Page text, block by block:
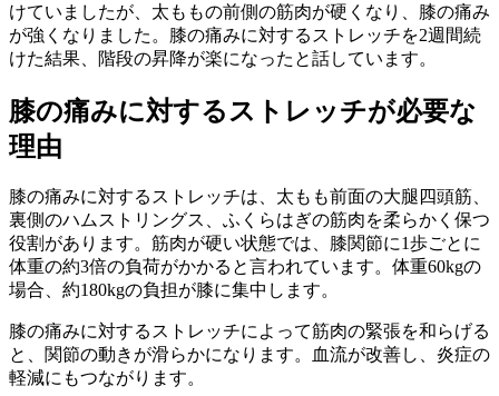
けていましたが、太ももの前側の筋肉が硬くなり、膝の痛み
が強くなりました。膝の痛みに対するストレッチを2週間続
けた結果、階段の昇降が楽になったと話しています。
膝の痛みに対するストレッチが必要な
理由
膝の痛みに対するストレッチは、太もも前面の大腿四頭筋、
裏側のハムストリングス、ふくらはぎの筋肉を柔らかく保つ
役割があります。筋肉が硬い状態では、膝関節に1歩ごとに
体重の約3倍の負荷がかかると言われています。体重60kgの
場合、約180kgの負担が膝に集中します。
膝の痛みに対するストレッチによって筋肉の緊張を和らげる
と、関節の動きが滑らかになります。血流が改善し、炎症の
軽減にもつながります。